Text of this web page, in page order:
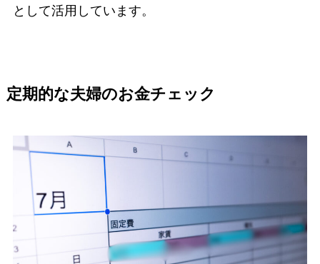
として活用しています。
定期的な夫婦のお金チェック